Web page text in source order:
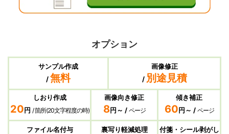
オプション
サンプル作成
/無料
画像修正
/ 別途見積
しおり作成
20円 / 箇所(20文字程度の時)
画像向き修正
8円～ / ページ
傾き補正
60円～ / ページ
ファイル名付与 裏写り軽減処理 付箋・シール剥がし